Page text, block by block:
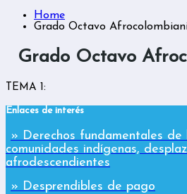
Home
Grado Octavo
Grado Octavo
TEMA 1:
Enlaces de interés
» Derechos fundamentales de
comunidades indígenas,
afrodescendientes
» Desprendibles de pago